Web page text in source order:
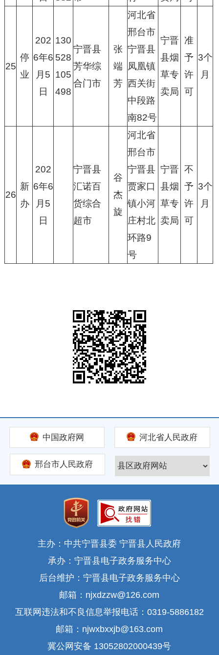
25
停
业
202
6年6
月5
日
130
528
105
498
宁晋县
芳华综
合门市
张
端
芳
河北省
邢台市
宁晋县
凤凰镇
西关街
中段路
南82号
宁晋
县烟
草专
卖局
准
予
许
可
3个
月
26
新
办
202
6年6
月5
日
宁晋县
汇诺百
货综合
超市
谷
杰
旋
河北省
邢台市
宁晋县
贾家口
镇小河
庄村北
环路9
号
宁晋
县烟
草专
卖局
不
予
许
可
3个
月
中国政府网 河北省人民政府
邢台市人民政府
主办：中共宁晋县委 宁晋县人民政府
承办：宁晋县电子政务服务中心
后台维护：宁晋县电子政务服务中心
邮箱：njxdzzw@126.com
互联网违法和不良信息举报电话：0319-5886182
邮箱：njwxbxxjb@163.com
冀公网安备 13052802000439号